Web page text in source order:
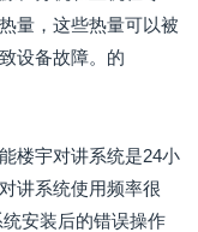
量，这些热量可以被
设备故障。的
楼宇对讲系统是24小
讲系统使用频率很
安装后的错误操作